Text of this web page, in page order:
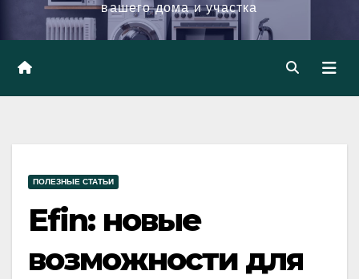
вашего дома и участка
ПОЛЕЗНЫЕ СТАТЬИ
Efin: новые
возможности для